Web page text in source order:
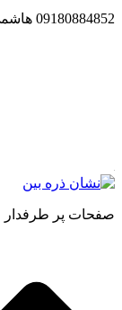
09180884852 هاشمی
صفحات پر طرفدار